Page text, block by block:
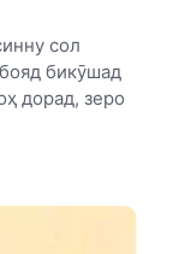
сол
бикӯшад
дорад, зеро